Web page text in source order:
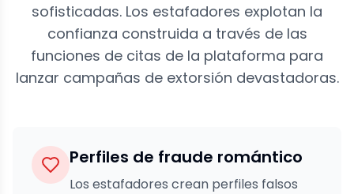
sofisticadas. Los estafadores explotan la
confianza construida a través de las
funciones de citas de la plataforma para
lanzar campañas de extorsión devastadoras.
Perfiles de fraude romántico
Los estafadores crean perfiles falsos